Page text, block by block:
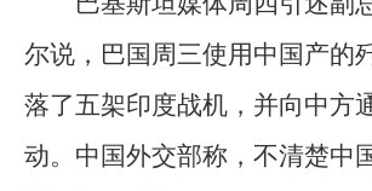
尔说，巴国周三使用中国产的
落了五架印度战机，并向中方
动。中国外交部称，不清楚中